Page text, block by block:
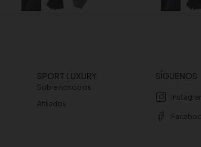
SPORT LUXURY
Sobre nosotros
Afiliados
SÍGUENOS